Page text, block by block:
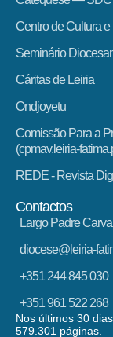
Centro de Cultura
Seminário
Cáritas de Leiria
Ondjoyetu
Comissão Para a
(cpmav.leiria-
REDE - Revista
Contactos
Largo Padre
diocese@leiria-
+351 244 845 030
+351 961 522 268
Nos últimos 30
579.301 páginas.